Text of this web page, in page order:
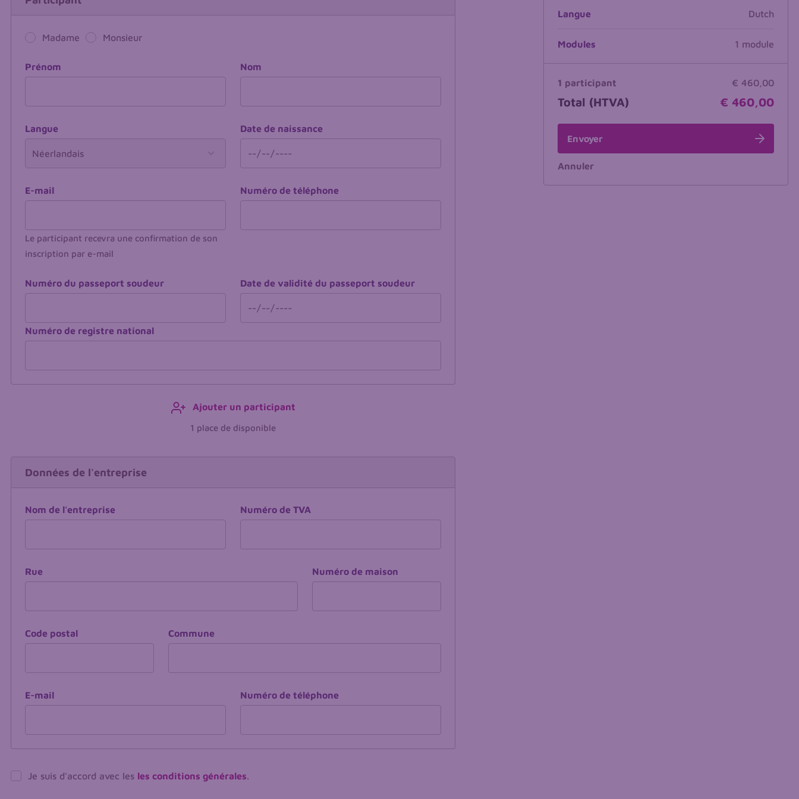
Madame Monsieur
Prénom Nom
Langue Date de naissance
E-mail
Le participant recevra une confirmation de son
inscription par e-mail
Numéro de téléphone
Numéro du passeport soudeur Date de validité du passeport soudeur
Numéro de registre national
Ajouter un participant
1 place de disponible
Données de l'entreprise
Nom de l'entreprise Numéro de TVA
Rue Numéro de maison
Code postal Commune
E-mail Numéro de téléphone
Je suis d'accord avec les les conditions générales.
Langue Dutch
Modules 1 module
1 participant € 460,00
Total (HTVA) € 460,00
Envoyer
Annuler